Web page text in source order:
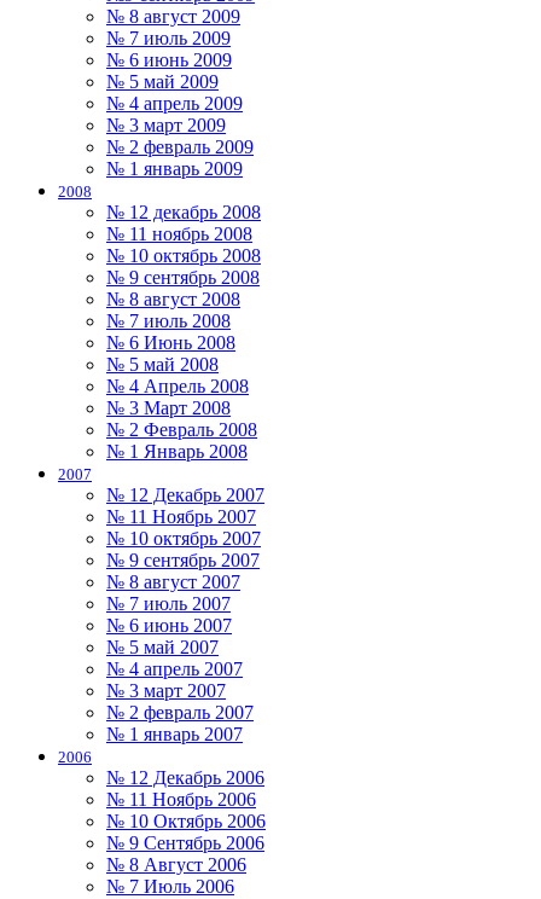
№ 8 август 2009
№ 7 июль 2009
№ 6 июнь 2009
№ 5 май 2009
№ 4 апрель 2009
№ 3 март 2009
№ 2 февраль 2009
№ 1 январь 2009
2008
№ 12 декабрь 2008
№ 11 ноябрь 2008
№ 10 октябрь 2008
№ 9 сентябрь 2008
№ 8 август 2008
№ 7 июль 2008
№ 6 Июнь 2008
№ 5 май 2008
№ 4 Апрель 2008
№ 3 Март 2008
№ 2 Февраль 2008
№ 1 Январь 2008
2007
№ 12 Декабрь 2007
№ 11 Ноябрь 2007
№ 10 октябрь 2007
№ 9 сентябрь 2007
№ 8 август 2007
№ 7 июль 2007
№ 6 июнь 2007
№ 5 май 2007
№ 4 апрель 2007
№ 3 март 2007
№ 2 февраль 2007
№ 1 январь 2007
2006
№ 12 Декабрь 2006
№ 11 Ноябрь 2006
№ 10 Октябрь 2006
№ 9 Сентябрь 2006
№ 8 Август 2006
№ 7 Июль 2006